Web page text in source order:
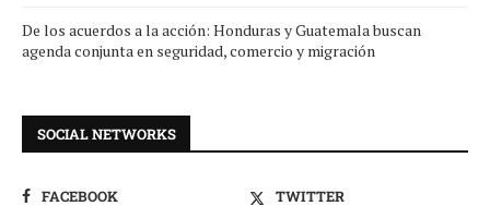
De los acuerdos a la acción: Honduras y Guatemala buscan
agenda conjunta en seguridad, comercio y migración
SOCIAL NETWORKS
FACEBOOK
TWITTER